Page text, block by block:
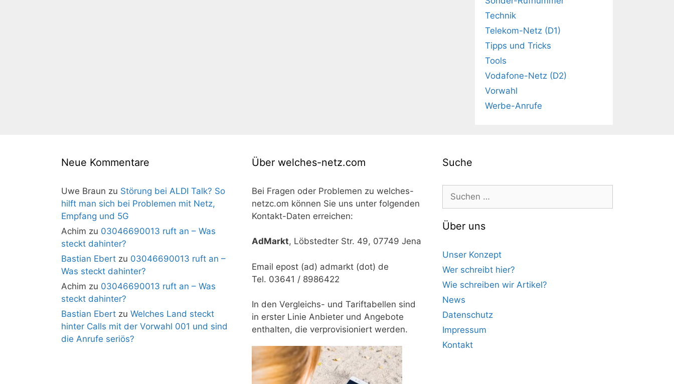
Technik
Telekom-Netz (D1)
Tipps und Tricks
Tools
Vodafone-Netz (D2)
Vorwahl
Werbe-Anrufe
Neue Kommentare
Uwe Braun zu Störung bei ALDI Talk? So
hilft man sich bei Problemen mit Netz,
Empfang und 5G
Achim zu 03046690013 ruft an – Was
steckt dahinter?
Bastian Ebert zu 03046690013 ruft an –
Was steckt dahinter?
Achim zu 03046690013 ruft an – Was
steckt dahinter?
Bastian Ebert zu Welches Land steckt
hinter Calls mit der Vorwahl 001 und sind
die Anrufe seriös?
Über welches-netz.com
Bei Fragen oder Problemen zu welches-
netzc.om können Sie uns unter folgenden
Kontakt-Daten erreichen:
AdMarkt, Löbstedter Str. 49, 07749 Jena
Email epost (ad) admarkt (dot) de
Tel. 03641 / 8986422
In den Vergleichs- und Tariftabellen sind
in erster Linie Anbieter und Angebote
enthalten, die verprovisioniert werden.
Suche
nach:
Über uns
Unser Konzept
Wer schreibt hier?
Wie schreiben wir Artikel?
News
Datenschutz
Impressum
Kontakt